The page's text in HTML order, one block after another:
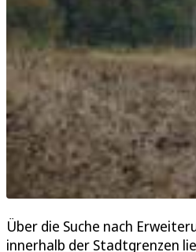
Über die Suche nach
innerhalb der Stadtgrenzen